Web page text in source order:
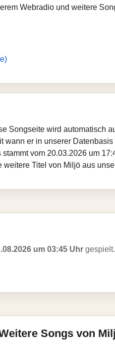
Webradio und weitere
Songseite wird automatisch
er in unserer
vom 20.03.2026 um
Titel von Miljö aus
um 03:45 Uhr gespielt.
Songs von